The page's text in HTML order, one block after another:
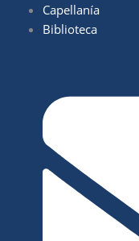
Capellanía
Biblioteca